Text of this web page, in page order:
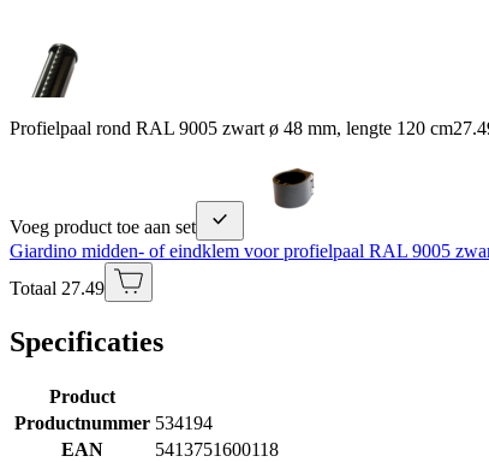
Profielpaal rond RAL 9005 zwart ø 48 mm, lengte 120 cm
Voeg product toe aan set
Giardino midden- of eindklem voor profielpaal RAL 9005
Totaal 27.49
Specificaties
Product
Productnummer 534194
EAN
5413751600118